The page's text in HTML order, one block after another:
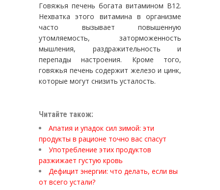
Говяжья печень богата витамином B12.
Нехватка этого витамина в организме
часто вызывает повышенную
утомляемость, заторможенность
мышления, раздражительность и
перепады настроения. Кроме того,
говяжья печень содержит железо и цинк,
которые могут снизить усталость.
Читайте також:
Апатия и упадок сил зимой: эти
продукты в рационе точно вас спасут
Употребление этих продуктов
разжижает густую кровь
Дефицит энергии: что делать, если вы
от всего устали?